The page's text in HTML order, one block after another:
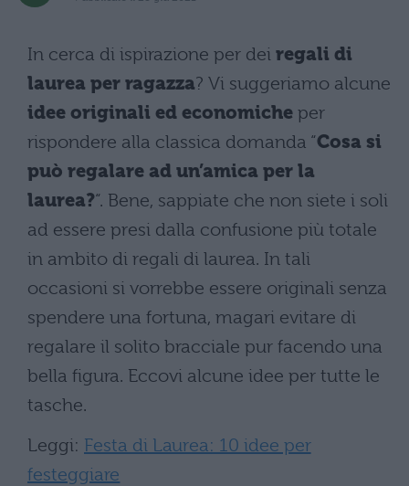
In cerca di ispirazione per dei regali di
laurea per ragazza? Vi suggeriamo alcune
idee originali ed economiche per
rispondere alla classica domanda “Cosa si
può regalare ad un’amica per la
laurea?“. Bene, sappiate che non siete i soli
ad essere presi dalla confusione più totale
in ambito di regali di laurea. In tali
occasioni si vorrebbe essere originali senza
spendere una fortuna, magari evitare di
regalare il solito bracciale pur facendo una
bella figura. Eccovi alcune idee per tutte le
tasche.
Leggi: Festa di Laurea: 10 idee per
festeggiare